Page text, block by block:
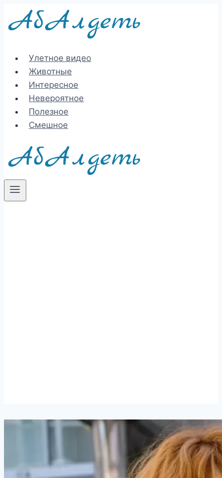
Перейти
Улетное видео
Животные
Интересное
Невероятное
Полезное
Смешное